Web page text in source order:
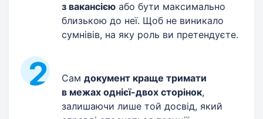
з вакансією або бути максимально
близькою до неї. Щоб не виникало
сумнівів, на яку роль ви претендуєте.
Сам документ краще тримати
в межах однієї-двох сторінок,
залишаючи лише той досвід, який